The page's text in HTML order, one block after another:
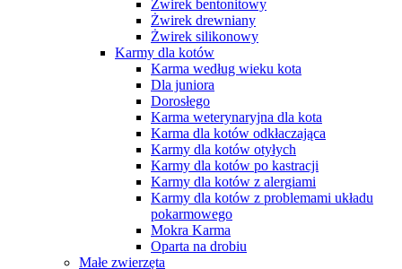
Żwirek bentonitowy
Żwirek drewniany
Żwirek silikonowy
Karmy dla kotów
Karma według wieku kota
Dla juniora
Dorosłego
Karma weterynaryjna dla kota
Karma dla kotów odkłaczająca
Karmy dla kotów otyłych
Karmy dla kotów po kastracji
Karmy dla kotów z alergiami
Karmy dla kotów z problemami układu
pokarmowego
Mokra Karma
Oparta na drobiu
Małe zwierzęta